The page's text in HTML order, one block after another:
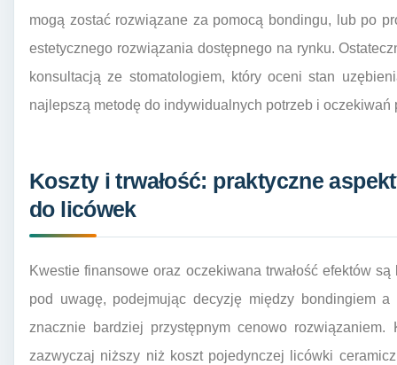
mogą zostać rozwiązane za pomocą bondingu, lub po
estetycznego rozwiązania dostępnego na rynku.
konsultacją ze stomatologiem, który oceni stan
najlepszą metodę do indywidualnych potrzeb i oczekiwań
Koszty i trwałość: praktyczne
do licówek
Kwestie finansowe oraz oczekiwana trwałość efektów
pod uwagę, podejmując decyzję między bondingiem
znacznie bardziej przystępnym cenowo
zazwyczaj niższy niż koszt pojedynczej licówki